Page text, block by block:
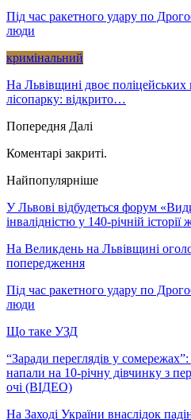
Під час ракетного удару по
люди
кримінальний
На Львівщині двоє
лісопарку: відкрито…
Попередня Далі
Коментарі закриті.
Найпопулярніше
У Львові відбудеться форум
інвалідністю у 140-річній історії
На Великдень на Львівщині
попередження
Під час ракетного удару по
люди
Що таке УЗД
“Заради переглядів у
напали на 10-річну дівчинку з
очі (ВІДЕО)
На Заході України внаслідок